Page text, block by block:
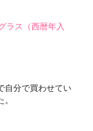
ラス（西暦年入
自分で買わせてい